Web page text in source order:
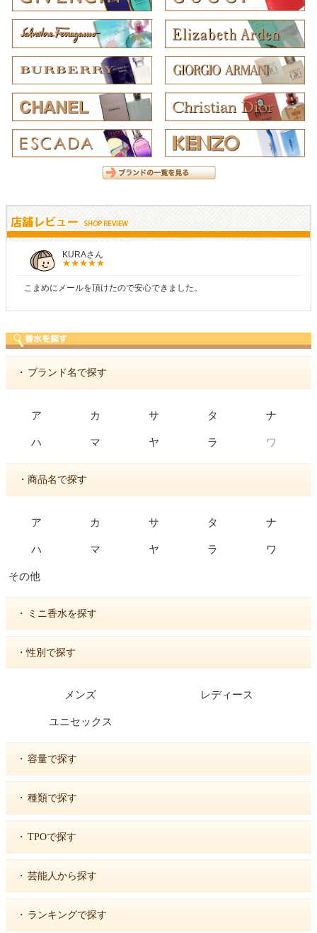
KURAさん
こまめにメールを頂けたので安心できました。
・ ブランド名で探す
ア カ サ タ ナ
ハ マ ヤ ラ ワ
・商品名で探す
ア カ サ タ ナ
ハ マ ヤ ラ ワ
その他
・ ミニ香水を探す
・性別で探す
メンズ レディース
ユニセックス
・ 容量で探す
・ 種類で探す
・ TPOで探す
・ 芸能人から探す
・ ランキングで探す